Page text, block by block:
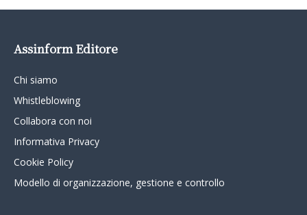
Assinform Editore
Chi siamo
Whistleblowing
Collabora con noi
Informativa Privacy
Cookie Policy
Modello di organizzazione, gestione e controllo